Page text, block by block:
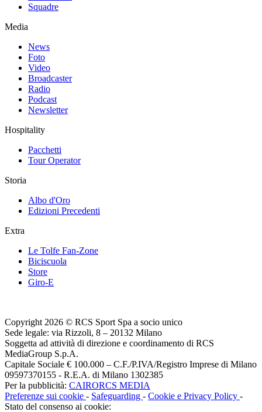
Squadre
Media
News
Foto
Video
Broadcaster
Radio
Podcast
Newsletter
Hospitality
Pacchetti
Tour Operator
Storia
Albo d'Oro
Edizioni Precedenti
Extra
Le Tolfe Fan-Zone
Biciscuola
Store
Giro-E
Copyright 2026 © RCS Sport Spa a socio unico
Sede legale: via Rizzoli, 8 – 20132 Milano
Soggetta ad attività di direzione e coordinamento di RCS
MediaGroup S.p.A.
Capitale Sociale € 100.000 – C.F./P.IVA/Registro Imprese di Milano
09597370155 - R.E.A. di Milano 1302385
Per la pubblicità: CAIRORCS MEDIA
Preferenze sui cookie - Safeguarding - Cookie e Privacy Policy -
Stato del consenso ai cookie: